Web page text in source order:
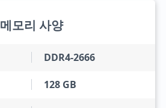
메모리 사양
DDR4-2666
128 GB